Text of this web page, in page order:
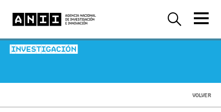
-INVESTIGACIÓN-
VOLVER